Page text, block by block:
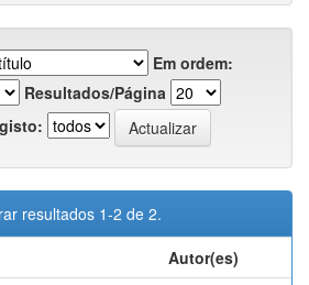
Em ordem:
Resultados/Página
resultados 1-2 de 2.
Autor(es)